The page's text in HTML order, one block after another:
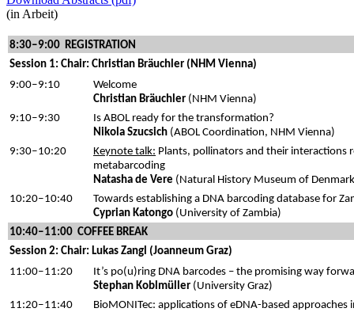
(in Arbeit)
8:30‒9:00 REGISTRATION
Session 1: Chair: Christian Bräuchler (NHM Vienna)
9:00‒9:10
Welcome
Christian Bräuchler (NHM Vienna)
9:10‒9:30
Is ABOL ready for the transformation?
Nikola Szucsich (ABOL Coordination, NHM Vienna)
9:30‒10:20
Keynote talk: Plants, pollinators and their interactions
metabarcoding
Natasha de Vere (Natural History Museum of
10:20‒10:40
Towards establishing a DNA barcoding database for
Cyprian Katongo (University of Zambia)
10:40‒11:00 COFFEE BREAK
Session 2: Chair: Lukas Zangl (Joanneum Graz)
11:00‒11:20
It’s po(u)ring DNA barcodes – the promising way
Stephan Koblmüller (University Graz)
11:20‒11:40
BioMONITec: applications of eDNA-based